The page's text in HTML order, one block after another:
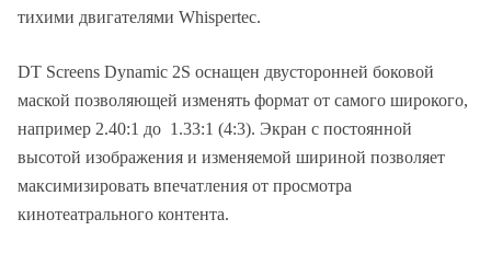
тихими двигателями Whispertec.
DT Screens Dynamic 2S оснащен двусторонней боковой
маской позволяющей изменять формат от самого широкого,
например 2.40:1 до 1.33:1 (4:3). Экран с постоянной
высотой изображения и изменяемой шириной позволяет
максимизировать впечатления от просмотра
кинотеатрального контента.